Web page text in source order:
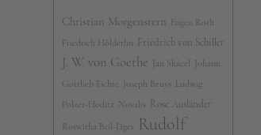
Christian Morgenstern Eugen Roth
Friedrich Hölderlin
Friedrich von Schiller
J. W. von Goethe Jan Skácel
Johann
Gottlieb Fichte Joseph Beuys Ludwig
Polzer-Hoditz Novalis Rose Ausländer
Roswitha Bril-Jäger Rudolf